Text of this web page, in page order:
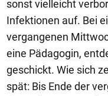
sonst vielleicht
Infektionen auf. Bei
vergangenen
eine Pädagogin,
geschickt. Wie sich
spät: Bis Ende der